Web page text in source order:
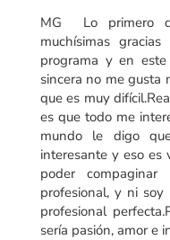
MG Lo primero
muchísimas
programa y en
sincera no me gusta
que es muy
es que todo me
mundo le digo
interesante y eso es
poder
profesional, y ni
profesional
sería pasión, amor e